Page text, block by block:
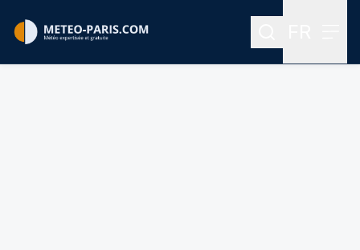
Rechercher